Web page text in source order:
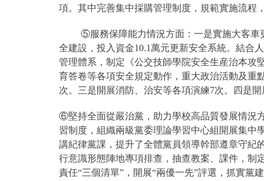
項。其中完善集中採購管理制度，規範實施流程
⑤服務保障能力情況方面：一是實施大客車
全建設，投入資金10.1萬元更新安全系統。結合
管理體系，制定《公交技師學院安全生産治本攻
育答卷等各項安全規定動作，重大政治活動及重
次。三是開展消防、治安等各項演練7次。四是
⑥堅持全面從嚴治黨，助力學校高品質發展情況
習制度，組織兩級黨委理論學習中心組開展集中
講紀律黨課，提升了全體黨員領導幹部遵章守紀
行意識形態陣地專項排查，抽查教案、課件，制
責任“三個清單”，開展“兩優一先”評選，抓實黨